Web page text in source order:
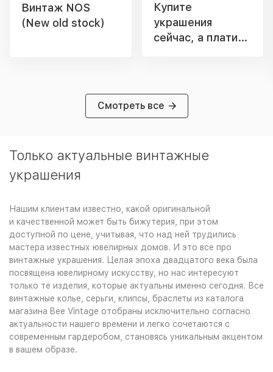
Винтаж NOS
(New old stock)
Купите
украшения
сейчас, а платите
Смотреть все
Только актуальные винтажные
украшения
Нашим клиентам известно, какой оригинальной
и качественной может быть бижутерия, при этом
доступной по цене, учитывая, что над ней трудились
мастера известных ювелирных домов. И это все про
винтажные украшения. Целая эпоха двадцатого века была
посвящена ювелирному искусству, но нас интересуют
только те изделия, которые актуальны именно сегодня. Все
винтажные колье, серьги, клипсы, браслеты из каталога
магазина Bee Vintage отобраны исключительно согласно
актуальности нашего времени и легко сочетаются с
современным гардеробом, становясь уникальным акцентом
в вашем образе.